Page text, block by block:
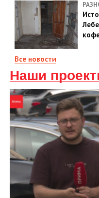
Все новости
Наши